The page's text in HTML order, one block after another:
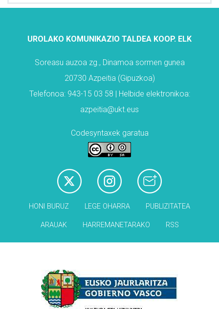
UROLAKO KOMUNIKAZIO TALDEA KOOP. ELK
Soreasu auzoa zg., Dinamoa sormen gunea
20730 Azpeitia (Gipuzkoa)
Telefonoa: 943-15 03 58 | Helbide elektronikoa:
azpeitia@ukt.eus
Codesyntaxek garatua
HONI BURUZ LEGE OHARRA PUBLIZITATEA
ARAUAK HARREMANETARAKO RSS